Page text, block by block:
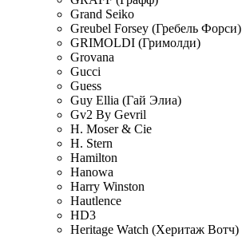
Grand Seiko
Greubel Forsey (Гребель Форси)
GRIMOLDI (Гримолди)
Grovana
Gucci
Guess
Guy Ellia (Гай Элиа)
Gv2 By Gevril
H. Moser & Cie
H. Stern
Hamilton
Hanowa
Harry Winston
Hautlence
HD3
Heritage Watch (Херитаж Вотч)